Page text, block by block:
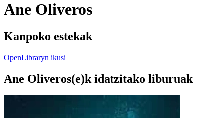
Ane Oliveros
Kanpoko estekak
OpenLibraryn ikusi
Ane Oliveros(e)k idatzitako liburuak